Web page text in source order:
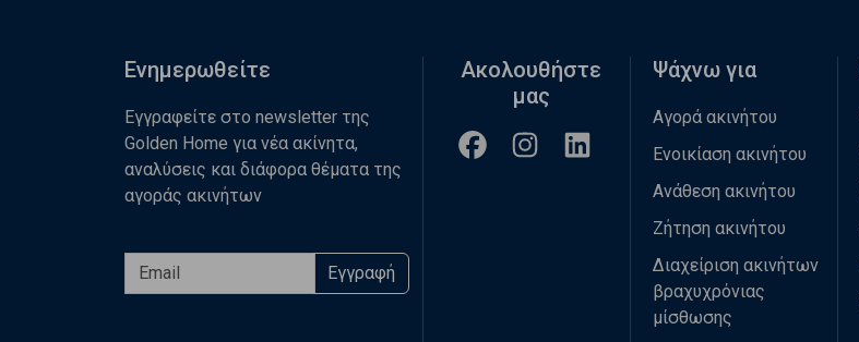
Ενημερωθείτε
Εγγραφείτε στο newsletter της
Golden Home για νέα ακίνητα,
αναλύσεις και διάφορα θέματα της
αγοράς ακινήτων
Εγγραφή
Ακολουθήστε
μας
Ψάχνω για
Αγορά ακινήτου
Ενοικίαση ακινήτου
Ανάθεση ακινήτου
Ζήτηση ακινήτου
Διαχείριση ακινήτων
βραχυχρόνιας
μίσθωσης